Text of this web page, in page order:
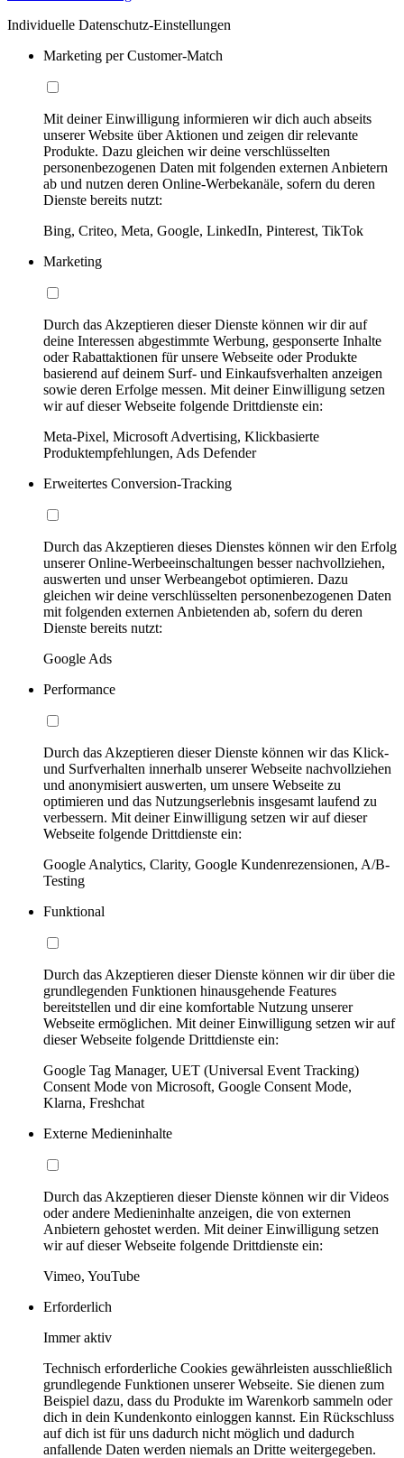
Individuelle Datenschutz-Einstellungen
Marketing per Customer-Match
Mit deiner Einwilligung informieren wir dich auch abseits
unserer Website über Aktionen und zeigen dir relevante
Produkte. Dazu gleichen wir deine verschlüsselten
personenbezogenen Daten mit folgenden externen Anbietern
ab und nutzen deren Online-Werbekanäle, sofern du deren
Dienste bereits nutzt:
Bing, Criteo, Meta, Google, LinkedIn, Pinterest, TikTok
Marketing
Durch das Akzeptieren dieser Dienste können wir dir auf
deine Interessen abgestimmte Werbung, gesponserte Inhalte
oder Rabattaktionen für unsere Webseite oder Produkte
basierend auf deinem Surf- und Einkaufsverhalten anzeigen
sowie deren Erfolge messen. Mit deiner Einwilligung setzen
wir auf dieser Webseite folgende Drittdienste ein:
Meta-Pixel, Microsoft Advertising, Klickbasierte
Produktempfehlungen, Ads Defender
Erweitertes Conversion-Tracking
Durch das Akzeptieren dieses Dienstes können wir den Erfolg
unserer Online-Werbeeinschaltungen besser nachvollziehen,
auswerten und unser Werbeangebot optimieren. Dazu
gleichen wir deine verschlüsselten personenbezogenen Daten
mit folgenden externen Anbietenden ab, sofern du deren
Dienste bereits nutzt:
Google Ads
Performance
Durch das Akzeptieren dieser Dienste können wir das Klick-
und Surfverhalten innerhalb unserer Webseite nachvollziehen
und anonymisiert auswerten, um unsere Webseite zu
optimieren und das Nutzungserlebnis insgesamt laufend zu
verbessern. Mit deiner Einwilligung setzen wir auf dieser
Webseite folgende Drittdienste ein:
Google Analytics, Clarity, Google Kundenrezensionen, A/B-
Testing
Funktional
Durch das Akzeptieren dieser Dienste können wir dir über die
grundlegenden Funktionen hinausgehende Features
bereitstellen und dir eine komfortable Nutzung unserer
Webseite ermöglichen. Mit deiner Einwilligung setzen wir auf
dieser Webseite folgende Drittdienste ein:
Google Tag Manager, UET (Universal Event Tracking)
Consent Mode von Microsoft, Google Consent Mode,
Klarna, Freshchat
Externe Medieninhalte
Durch das Akzeptieren dieser Dienste können wir dir Videos
oder andere Medieninhalte anzeigen, die von externen
Anbietern gehostet werden. Mit deiner Einwilligung setzen
wir auf dieser Webseite folgende Drittdienste ein:
Vimeo, YouTube
Erforderlich
Immer aktiv
Technisch erforderliche Cookies gewährleisten ausschließlich
grundlegende Funktionen unserer Webseite. Sie dienen zum
Beispiel dazu, dass du Produkte im Warenkorb sammeln oder
dich in dein Kundenkonto einloggen kannst. Ein Rückschluss
auf dich ist für uns dadurch nicht möglich und dadurch
anfallende Daten werden niemals an Dritte weitergegeben.